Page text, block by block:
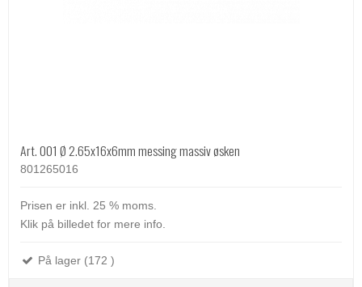
Art. 001 Ø 2.65x16x6mm messing massiv øsken
801265016
Prisen er inkl. 25 % moms.
Klik på billedet for mere info.
På lager (172 )